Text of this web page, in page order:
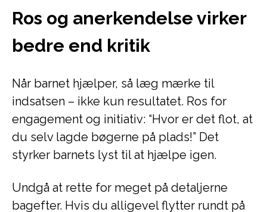
Ros og anerkendelse virker
bedre end kritik
Når barnet hjælper, så læg mærke til
indsatsen – ikke kun resultatet. Ros for
engagement og initiativ: “Hvor er det flot, at
du selv lagde bøgerne på plads!” Det
styrker barnets lyst til at hjælpe igen.
Undgå at rette for meget på detaljerne
bagefter. Hvis du alligevel flytter rundt på